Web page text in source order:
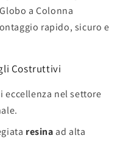
a Colonna
rapido, sicuro e
Costruttivi
eccellenza nel settore
resina ad alta